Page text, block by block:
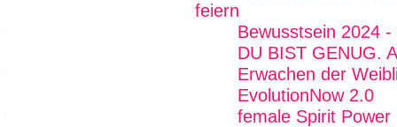
feiern
Bewusstsein 2024
DU BIST GENUG.
Erwachen der
EvolutionNow 2.0
female Spirit